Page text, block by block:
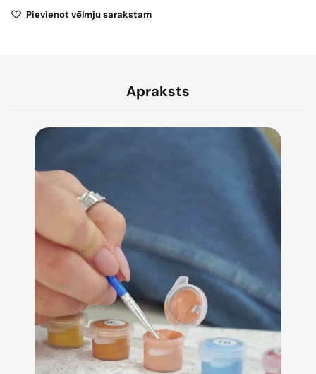
Pievienot vēlmju sarakstam
Apraksts